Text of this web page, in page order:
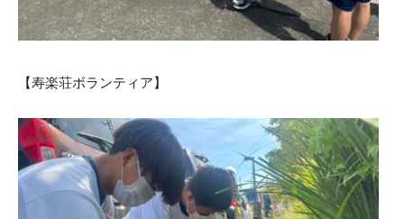
【寿楽荘ボランティア】